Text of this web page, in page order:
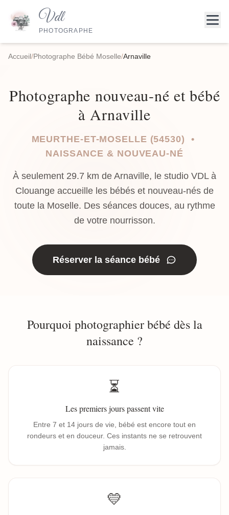
Vdl
PHOTOGRAPHE
Accueil/Photographe Bébé Moselle/Arnaville
Photographe nouveau-né et bébé
à Arnaville
MEURTHE-ET-MOSELLE (54530) •
NAISSANCE & NOUVEAU-NÉ
À seulement 29.7 km de Arnaville, le studio VDL à
Clouange accueille les bébés et nouveau-nés de
toute la Moselle. Des séances douces, au rythme
de votre nourrisson.
Réserver la séance bébé
Pourquoi photographier bébé dès la
naissance ?
⏳
Les premiers jours passent vite
Entre 7 et 14 jours de vie, bébé est encore tout en
rondeurs et en douceur. Ces instants ne se retrouvent
jamais.
💛